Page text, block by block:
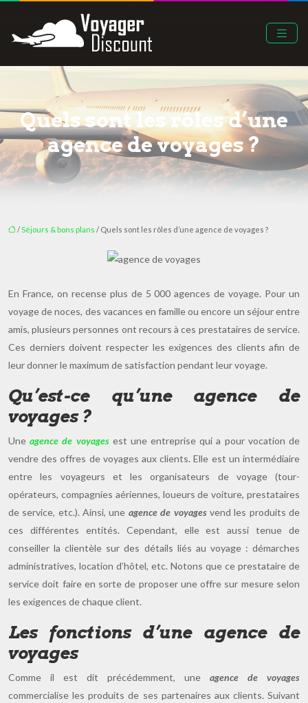
Quels sont les rôles d’une
agence de voyages ?
/Séjours & bons plans / Quels sont les rôles d’une agence de voyages ?
En France, on recense plus de 5 000 agences de voyage. Pour un
voyage de noces, des vacances en famille ou encore un séjour entre
amis, plusieurs personnes ont recours à ces prestataires de service.
Ces derniers doivent respecter les exigences des clients afin de
leur donner le maximum de satisfaction pendant leur voyage.
Qu’est-ce qu’une agence de
voyages ?
Uneagence de voyagesest une entreprise qui a pour vocation de
vendre des offres de voyages aux clients. Elle est un intermédiaire
entre les voyageurs et les organisateurs de voyage (tour-
opérateurs, compagnies aériennes, loueurs de voiture, prestataires
de service, etc.). Ainsi, une agence de voyagesvend les produits de
ces différentes entités. Cependant, elle est aussi tenue de
conseiller la clientèle sur des détails liés au voyage : démarches
administratives, location d’hôtel, etc. Notons que ce prestataire de
service doit faire en sorte de proposer une offre sur mesure selon
les exigences de chaque client.
Les fonctions d’une agence de
voyages
Comme il est dit précédemment, une agence de voyages
commercialise les produits de ses partenaires aux clients. Suivant